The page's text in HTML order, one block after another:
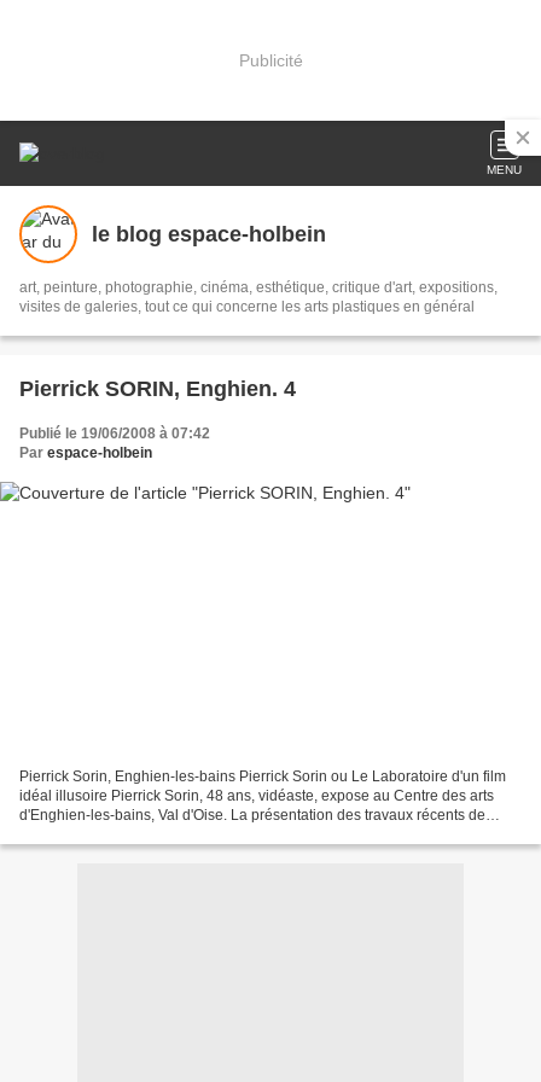
Publicité
MENU
le blog espace-holbein
art, peinture, photographie, cinéma, esthétique, critique d'art, expositions,
visites de galeries, tout ce qui concerne les arts plastiques en général
Pierrick SORIN, Enghien. 4
Publié le 19/06/2008 à 07:42
Par espace-holbein
Pierrick Sorin, Enghien-les-bains Pierrick Sorin ou Le Laboratoire d'un film
idéal illusoire Pierrick Sorin, 48 ans, vidéaste, expose au Centre des arts
d'Enghien-les-bains, Val d'Oise. La présentation des travaux récents de